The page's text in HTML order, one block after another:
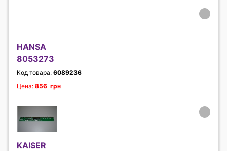
HANSA
8053273
Код товара: 6089236
Цена: 856 грн
KAISER